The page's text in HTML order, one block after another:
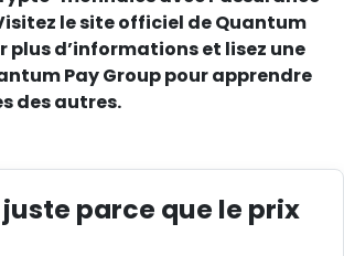
le site officiel de Quantum
plus d’informations et lisez une
Pay Group pour apprendre
des autres.
parce que le prix